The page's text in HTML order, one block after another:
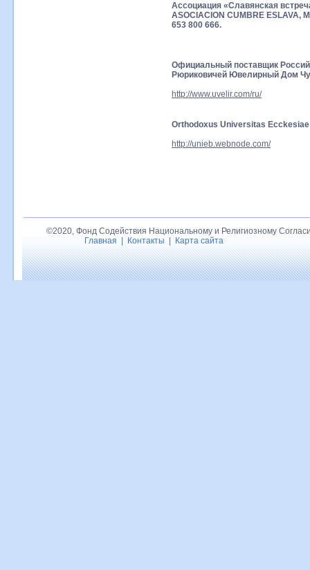
Ассоциация «Славянская
ASOCIACION CUMBRE ESLAVA,
653 800 666.
Официальный поставщик
Рюриковичей Ювелирный Дом
http://www.uvelir.com/ru/
Orthodoxus Universitas
http://unieb.webnode.com/
©2020, Фонд Содействия Национальному и Религиозному
Главная
Контакты Карта сайта